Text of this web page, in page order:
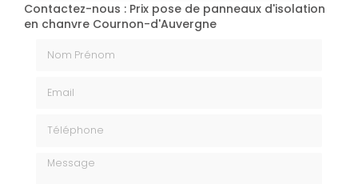
Contactez-nous : Prix pose de panneaux d'isolation
en chanvre Cournon-d'Auvergne
Message